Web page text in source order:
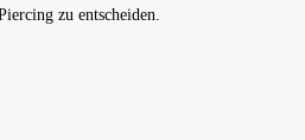
zu entscheiden.